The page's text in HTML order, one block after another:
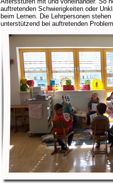
auftretenden Schwierigkeiten oder
beim Lernen. Die Lehrpersonen
unterstützend bei auftretenden